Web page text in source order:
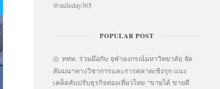
@mileday365
POPULAR POST
ททท. ร่วมมือกับ จุฬาลงกรณ์มหาวิทยาลัย จัด
สัมมนาทางวิชาการและการตลาดเชิงรุก แนะ
เคล็ดลับปรับธุรกิจท่องเที่ยวไทย “ขายได้ ขายดี